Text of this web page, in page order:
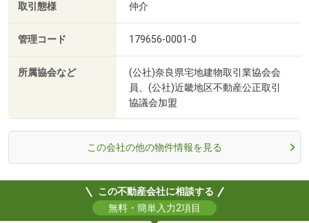
取引態様 仲介
管理コード 179656-0001-0
所属協会など
(公社)奈良県宅地建物取引業協会会
員、(公社)近畿地区不動産公正取引
協議会加盟
この会社の他の物件情報を見る
この不動産会社に相談する
無料・簡単入力2項目